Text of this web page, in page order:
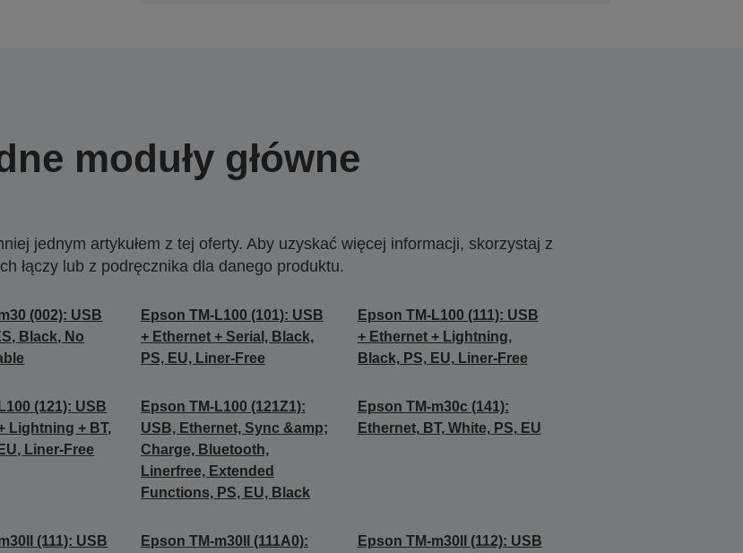
moduły główne
jednym artykułem z tej oferty. Aby uzyskać więcej informacji, skorzystaj z
łączy lub z podręcznika dla danego produktu.
(002): USB
Black, No
Epson TM-L100 (101): USB
+ Ethernet + Serial, Black,
PS, EU, Liner-Free
Epson TM-L100 (111): USB
+ Ethernet + Lightning,
Black, PS, EU, Liner-Free
(121): USB
Lightning + BT,
Liner-Free
Epson TM-L100 (121Z1):
USB, Ethernet, Sync &amp;
Charge, Bluetooth,
Linerfree, Extended
Functions, PS, EU, Black
Epson TM-m30c (141):
Ethernet, BT, White, PS, EU
(111): USB
Epson TM-m30II (111A0):
Epson TM-m30II (112): USB